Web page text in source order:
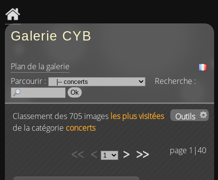
Galerie CYB
Plan de la galerie
Parcourir :
Recherche :
Outils
Classement des 705 images les plus visitées
de la catégorie concerts
page 1|40
<< < > >>